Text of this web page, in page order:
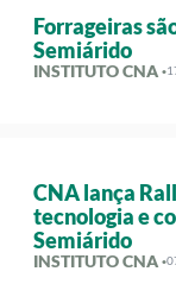
Forrageiras
Semiárido
INSTITUTO CNA ·
CNA lança
tecnologia e
Semiárido
INSTITUTO CNA ·